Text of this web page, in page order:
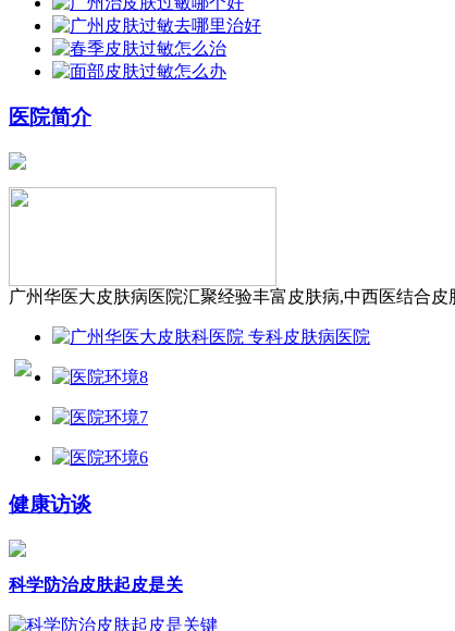
医院简介
广州华医大皮肤病医院汇聚经验丰富皮肤病,中西医结合
健康访谈
科学防治皮肤起皮是关